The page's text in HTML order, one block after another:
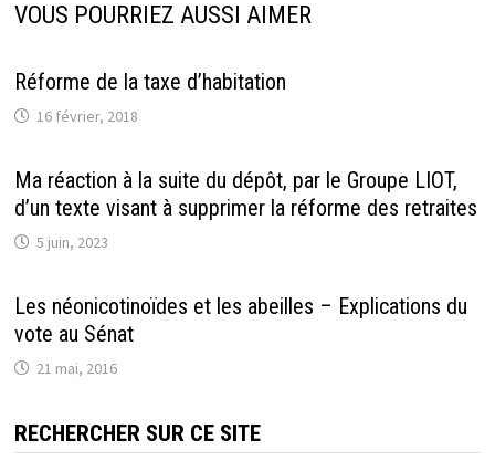
VOUS POURRIEZ AUSSI AIMER
Réforme de la taxe d’habitation
16 février, 2018
Ma réaction à la suite du dépôt, par le Groupe LIOT,
d’un texte visant à supprimer la réforme des retraites
5 juin, 2023
Les néonicotinoïdes et les abeilles – Explications du
vote au Sénat
21 mai, 2016
RECHERCHER SUR CE SITE